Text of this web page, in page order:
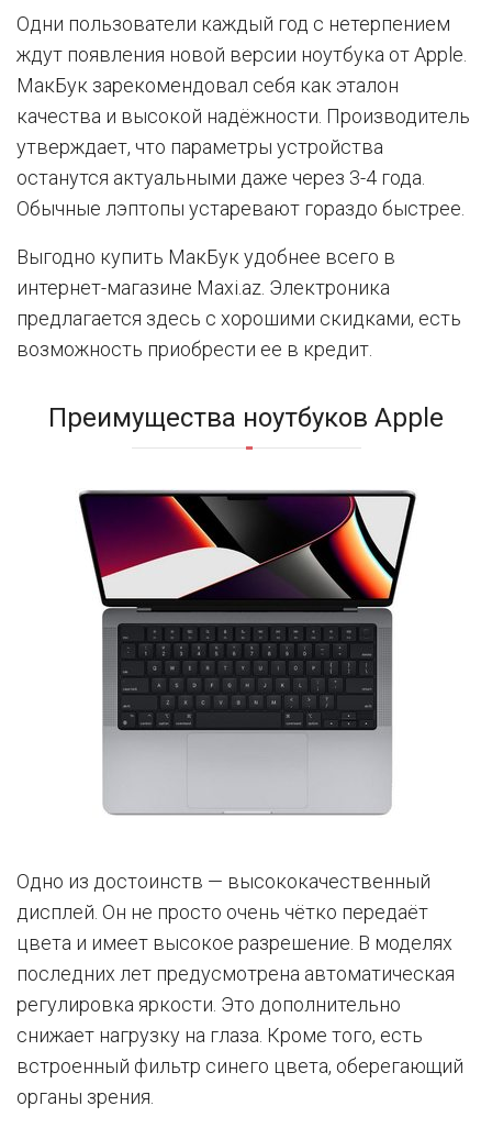
Одни пользователи каждый год с нетерпением
ждут появления новой версии ноутбука от Apple.
МакБук зарекомендовал себя как эталон
качества и высокой надёжности. Производитель
утверждает, что параметры устройства
останутся актуальными даже через 3-4 года.
Обычные лэптопы устаревают гораздо быстрее.
Выгодно купить МакБук удобнее всего в
интернет-магазине Maxi.az. Электроника
предлагается здесь с хорошими скидками, есть
возможность приобрести ее в кредит.
Преимущества ноутбуков Apple
Одно из достоинств — высококачественный
дисплей. Он не просто очень чётко передаёт
цвета и имеет высокое разрешение. В моделях
последних лет предусмотрена автоматическая
регулировка яркости. Это дополнительно
снижает нагрузку на глаза. Кроме того, есть
встроенный фильтр синего цвета, оберегающий
органы зрения.